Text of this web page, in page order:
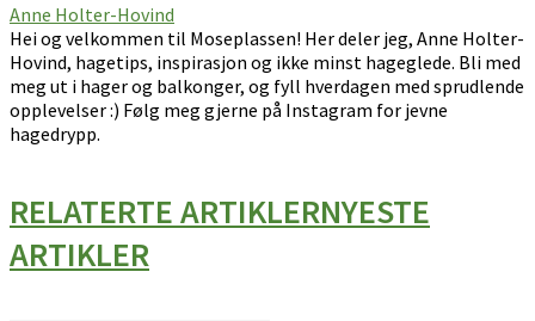
Anne Holter-Hovind
Hei og velkommen til Moseplassen! Her deler jeg, Anne Holter-
Hovind, hagetips, inspirasjon og ikke minst hageglede. Bli med
meg ut i hager og balkonger, og fyll hverdagen med sprudlende
opplevelser :) Følg meg gjerne på Instagram for jevne
hagedrypp.
RELATERTE ARTIKLERNYESTE
ARTIKLER